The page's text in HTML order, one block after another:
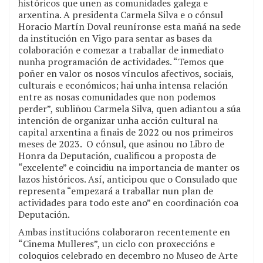
históricos que unen as comunidades galega e
arxentina. A presidenta Carmela Silva e o cónsul
Horacio Martín Doval reuníronse esta mañá na sede
da institución en Vigo para sentar as bases da
colaboración e comezar a traballar de inmediato
nunha programación de actividades. “Temos que
poñer en valor os nosos vínculos afectivos, sociais,
culturais e económicos; hai unha intensa relación
entre as nosas comunidades que non podemos
perder”, subliñou Carmela Silva, quen adiantou a súa
intención de organizar unha acción cultural na
capital arxentina a finais de 2022 ou nos primeiros
meses de 2023. O cónsul, que asinou no Libro de
Honra da Deputación, cualificou a proposta de
“excelente” e coincidiu na importancia de manter os
lazos históricos. Así, anticipou que o Consulado que
representa “empezará a traballar nun plan de
actividades para todo este ano” en coordinación coa
Deputación.
Ambas institucións colaboraron recentemente en
“Cinema Mulleres”, un ciclo con proxeccións e
coloquios celebrado en decembro no Museo de Arte